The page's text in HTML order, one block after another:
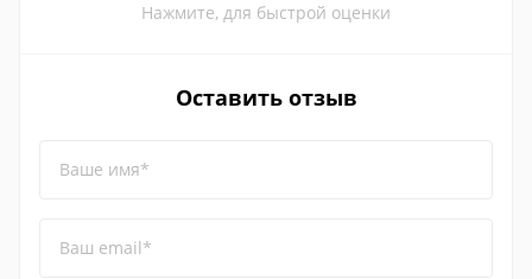
Нажмите, для быстрой оценки
Оставить отзыв
Ваше имя*
Ваш email*